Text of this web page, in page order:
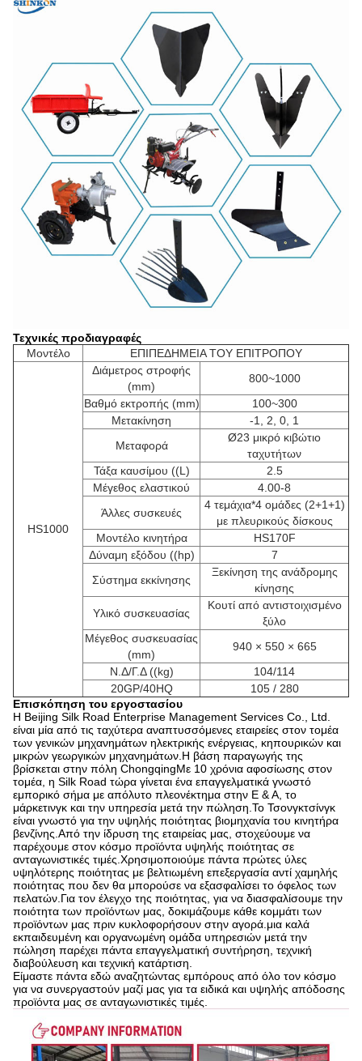
Τεχνικές προδιαγραφές
Μοντέλο
ΕΠΙΠΕΔΗΜΕΙΑ ΤΟΥ ΕΠΙΤΡΟΠΟΥ
HS1000
Διάμετρος στροφής
(mm)
800~1000
Βαθμό εκτροπής (mm)
100~300
Μετακίνηση
-1, 2, 0, 1
Μεταφορά
Ø23 μικρό κιβώτιο
ταχυτήτων
Τάξα καυσίμου ((L)
2.5
Μέγεθος ελαστικού
4.00-8
Άλλες συσκευές
4 τεμάχια*4 ομάδες (2+1+1)
με πλευρικούς δίσκους
Μοντέλο κινητήρα
HS170F
Δύναμη εξόδου ((hp)
7
Σύστημα εκκίνησης
Ξεκίνηση της ανάδρομης
κίνησης
Υλικό συσκευασίας
Κουτί από αντιστοιχισμένο
ξύλο
Μέγεθος συσκευασίας
(mm)
940 × 550 × 665
Ν.Δ/Γ.Δ ((kg)
104/114
20GP/40HQ
105 / 280
Επισκόπηση του εργοστασίου
Η Beijing Silk Road Enterprise Management Services Co., Ltd.
είναι μία από τις ταχύτερα αναπτυσσόμενες εταιρείες στον τομέα
των γενικών μηχανημάτων ηλεκτρικής ενέργειας, κηπουρικών και
μικρών γεωργικών μηχανημάτων.Η βάση παραγωγής της
βρίσκεται στην πόλη ChongqingΜε 10 χρόνια αφοσίωσης στον
τομέα, η Silk Road τώρα γίνεται ένα επαγγελματικά γνωστό
εμπορικό σήμα με απόλυτο πλεονέκτημα στην Ε & Α, το
μάρκετινγκ και την υπηρεσία μετά την πώληση.Το Τσονγκτσίνγκ
είναι γνωστό για την υψηλής ποιότητας βιομηχανία του κινητήρα
βενζίνης.Από την ίδρυση της εταιρείας μας, στοχεύουμε να
παρέχουμε στον κόσμο προϊόντα υψηλής ποιότητας σε
ανταγωνιστικές τιμές.Χρησιμοποιούμε πάντα πρώτες ύλες
υψηλότερης ποιότητας με βελτιωμένη επεξεργασία αντί χαμηλής
ποιότητας που δεν θα μπορούσε να εξασφαλίσει το όφελος των
πελατών.Για τον έλεγχο της ποιότητας, για να διασφαλίσουμε την
ποιότητα των προϊόντων μας, δοκιμάζουμε κάθε κομμάτι των
προϊόντων μας πριν κυκλοφορήσουν στην αγορά.μια καλά
εκπαιδευμένη και οργανωμένη ομάδα υπηρεσιών μετά την
πώληση παρέχει πάντα επαγγελματική συντήρηση, τεχνική
διαβούλευση και τεχνική κατάρτιση.
Είμαστε πάντα εδώ αναζητώντας εμπόρους από όλο τον κόσμο
για να συνεργαστούν μαζί μας για τα ειδικά και υψηλής απόδοσης
προϊόντα μας σε ανταγωνιστικές τιμές.